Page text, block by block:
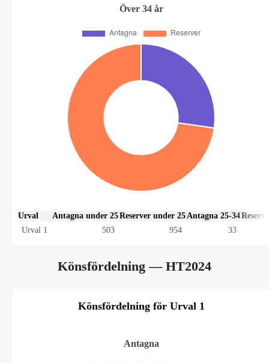
Över 34 år
Urval Antagna under 25Reserver under 25 Antagna 25-34
Urval 1
503 954 33
Könsfördelning— HT2024
Könsfördelning för Urval 1
Antagna